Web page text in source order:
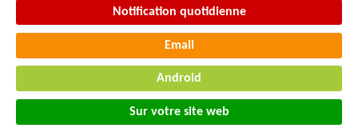
Notification quotidienne
Email
Android
Sur votre site web